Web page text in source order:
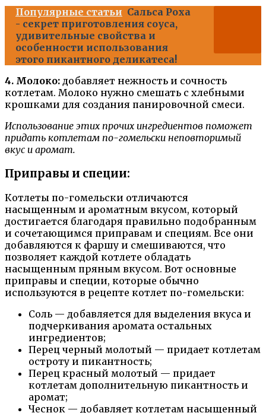
Популярные статьи Сальса Роха
- секрет приготовления соуса,
удивительные свойства и
особенности использования
этого пикантного деликатеса!
4. Молоко: добавляет нежность и сочность
котлетам. Молоко нужно смешать с хлебными
крошками для создания панировочной смеси.
Использование этих прочих ингредиентов поможет
придать котлетам по-гомельски неповторимый
вкус и аромат.
Приправы и специи:
Котлеты по-гомельски отличаются
насыщенным и ароматным вкусом, который
достигается благодаря правильно подобранным
и сочетающимся приправам и специям. Все они
добавляются к фаршу и смешиваются, что
позволяет каждой котлете обладать
насыщенным пряным вкусом. Вот основные
приправы и специи, которые обычно
используются в рецепте котлет по-гомельски:
Соль — добавляется для выделения вкуса и
подчеркивания аромата остальных
ингредиентов;
Перец черный молотый — придает котлетам
остроту и пикантность;
Перец красный молотый — придает
котлетам дополнительную пикантность и
аромат;
Чеснок — добавляет котлетам насыщенный